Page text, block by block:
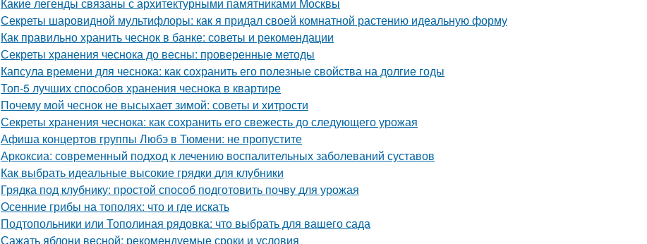
Секреты шаровидной мультифлоры: как я придал своей комнатной растению идеальную форму
Как правильно хранить чеснок в банке: советы и рекомендации
Секреты хранения чеснока до весны: проверенные методы
Капсула времени для чеснока: как сохранить его полезные свойства на долгие годы
Топ-5 лучших способов хранения чеснока в квартире
Почему мой чеснок не высыхает зимой: советы и хитрости
Секреты хранения чеснока: как сохранить его свежесть до следующего урожая
Афиша концертов группы Любэ в Тюмени: не пропустите
Аркоксиа: современный подход к лечению воспалительных заболеваний суставов
Как выбрать идеальные высокие грядки для клубники
Грядка под клубнику: простой способ подготовить почву для урожая
Осенние грибы на тополях: что и где искать
Подтопольники или Тополиная рядовка: что выбрать для вашего сада
Сажать яблони весной: рекомендуемые сроки и условия